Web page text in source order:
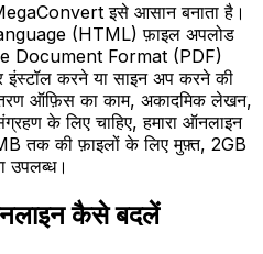
इसे आसान बनाता है।
(HTML) फ़ाइल अपलोड
Document Format (PDF)
इंस्टॉल करने या साइन अप करने की
ऑफ़िस का काम, अकादमिक लेखन,
के लिए चाहिए, हमारा ऑनलाइन
तक की फ़ाइलों के लिए मुफ़्त, 2GB
उपलब्ध।
कैसे बदलें